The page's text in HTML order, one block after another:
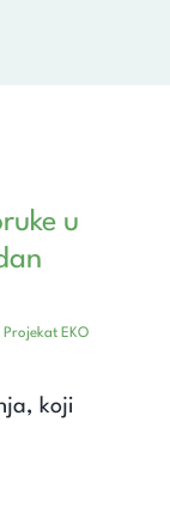
u
Projekat EKO
koji